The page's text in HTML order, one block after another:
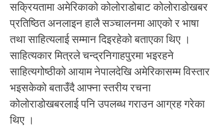
सक्रियतामा अमेरिकाको कोलोराडोबाट कोलोराडोखबर
प्रतिष्ठित अनलाइन हालै सञ्चालनमा आएको र भाषा
तथा साहित्यलाई सम्मान दिइरहेको बताएका थिए ।
साहित्यकार मित्रले चन्द्रनिगाहपुरमा भइरहने
साहित्यगोष्ठीको आयाम नेपालदेखि अमेरिकासम्म विस्तार
भइसकेको बताउँदै आफ्ना स्तरीय रचना
कोलोराडोखबरलाई पनि उपलब्ध गराउन आग्रह गरेका
थिए ।